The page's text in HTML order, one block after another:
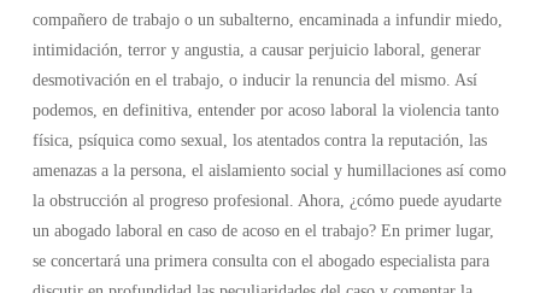
compañero de trabajo o un subalterno, encaminada a infundir miedo,
intimidación, terror y angustia, a causar perjuicio laboral, generar
desmotivación en el trabajo, o inducir la renuncia del mismo. Así
podemos, en definitiva, entender por acoso laboral la violencia tanto
física, psíquica como sexual, los atentados contra la reputación, las
amenazas a la persona, el aislamiento social y humillaciones así como
la obstrucción al progreso profesional. Ahora, ¿cómo puede ayudarte
un abogado laboral en caso de acoso en el trabajo? En primer lugar,
se concertará una primera consulta con el abogado especialista para